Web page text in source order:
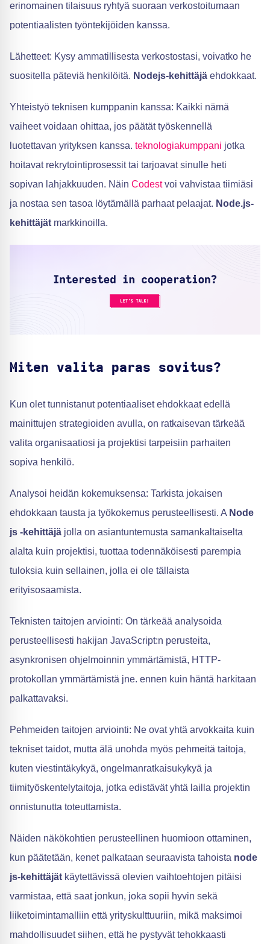
erinomainen tilaisuus ryhtyä suoraan verkostoitumaan
potentiaalisten työntekijöiden kanssa.
Lähetteet: Kysy ammatillisesta verkostostasi, voivatko he
suositella päteviä henkilöitä. Nodejs-kehittäjä ehdokkaat.
Yhteistyö teknisen kumppanin kanssa: Kaikki nämä
vaiheet voidaan ohittaa, jos päätät työskennellä
luotettavan yrityksen kanssa. teknologiakumppani jotka
hoitavat rekrytointiprosessit tai tarjoavat sinulle heti
sopivan lahjakkuuden. Näin Codestvoi vahvistaa tiimiäsi
ja nostaa sen tasoa löytämällä parhaat pelaajat. Node.js-
kehittäjät markkinoilla.
Miten valita paras sovitus?
Kun olet tunnistanut potentiaaliset ehdokkaat edellä
mainittujen strategioiden avulla, on ratkaisevan tärkeää
valita organisaatiosi ja projektisi tarpeisiin parhaiten
sopiva henkilö.
Analysoi heidän kokemuksensa: Tarkista jokaisen
ehdokkaan tausta ja työkokemus perusteellisesti. A Node
js -kehittäjä jolla on asiantuntemusta samankaltaiselta
alalta kuin projektisi, tuottaa todennäköisesti parempia
tuloksia kuin sellainen, jolla ei ole tällaista
erityisosaamista.
Teknisten taitojen arviointi: On tärkeää analysoida
perusteellisesti hakijan JavaScript:n perusteita,
asynkronisen ohjelmoinnin ymmärtämistä, HTTP-
protokollan ymmärtämistä jne. ennen kuin häntä harkitaan
palkattavaksi.
Pehmeiden taitojen arviointi: Ne ovat yhtä arvokkaita kuin
tekniset taidot, mutta älä unohda myös pehmeitä taitoja,
kuten viestintäkykyä, ongelmanratkaisukykyä ja
tiimityöskentelytaitoja, jotka edistävät yhtä lailla projektin
onnistunutta toteuttamista.
Näiden näkökohtien perusteellinen huomioon ottaminen,
kun päätetään, kenet palkataan seuraavista tahoista node
js-kehittäjät käytettävissä olevien vaihtoehtojen pitäisi
varmistaa, että saat jonkun, joka sopii hyvin sekä
liiketoimintamalliin että yrityskulttuuriin, mikä maksimoi
mahdollisuudet siihen, että he pystyvät tehokkaasti